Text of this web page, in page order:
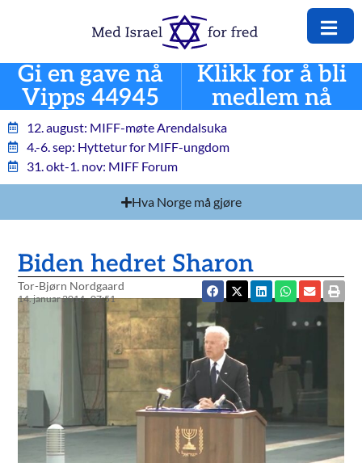
Gi en gave nå
Vipps 44945
Klikk for å bli
medlem nå
12. august: MIFF-møte Arendalsuka
4.-6. sep: Hyttetur for MIFF-ungdom
31. okt-1. nov: MIFF Forum
Hva Norge må gjøre
Biden hedret Sharon
Tor-Bjørn Nordgaard
14. januar 2014 07:51